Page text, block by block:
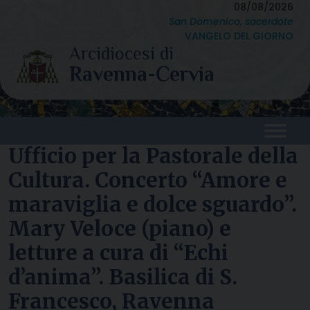
content
08/08/2026
San Domenico, sacerdote
VANGELO DEL GIORNO
Ufficio per la Pastorale della
Cultura. Concerto “Amore e
maraviglia e dolce sguardo”.
Mary Veloce (piano) e
letture a cura di “Echi
d’anima”. Basilica di S.
Francesco, Ravenna